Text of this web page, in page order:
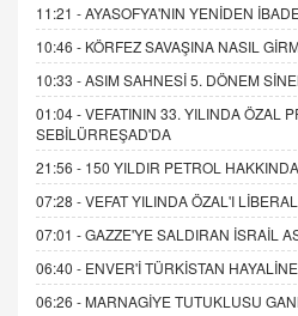
11:21 -AYASOFYA'NIN YENİDEN
10:46 - KÖRFEZ SAVAŞINA NASIL
10:33 -ASIM SAHNESİ 5. DÖNEM
01:04 -VEFATININ 33. YILINDA ÖZAL
SEBİLÜRREŞAD'DA
21:56 - 150 YILDIR PETROL
07:28 -VEFAT YILINDA ÖZAL'I
07:01 -GAZZE'YE SALDIRAN İSRAİL
06:40 - ENVER'İ TÜRKİSTAN
06:26 - MARNAGİYE TUTUKLUSU